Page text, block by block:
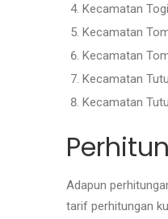
Kecamatan
Kecamatan
Kecamatan
Kecamatan
Kecamatan
Adapun
tarif perhitungan